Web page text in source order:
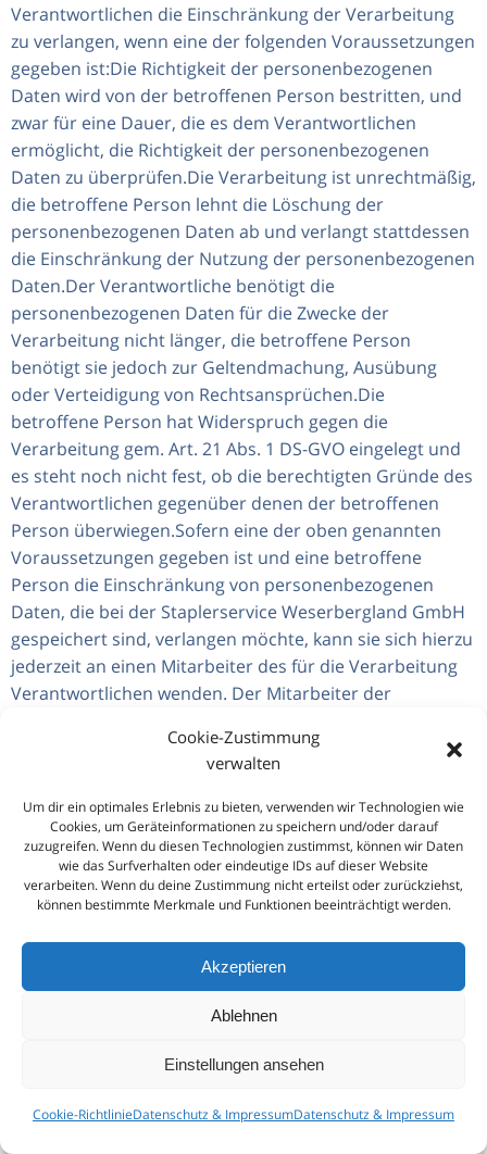
Cookie-Zustimmung
verwalten
Um dir ein optimales Erlebnis zu bieten, verwenden wir Technologien wie
Cookies, um Geräteinformationen zu speichern und/oder darauf
zuzugreifen. Wenn du diesen Technologien zustimmst, können wir Daten
wie das Surfverhalten oder eindeutige IDs auf dieser Website
verarbeiten. Wenn du deine Zustimmung nicht erteilst oder zurückziehst,
können bestimmte Merkmale und Funktionen beeinträchtigt werden.
Akzeptieren
Ablehnen
Einstellungen ansehen
Cookie-RichtlinieDatenschutz & ImpressumDatenschutz & Impressum